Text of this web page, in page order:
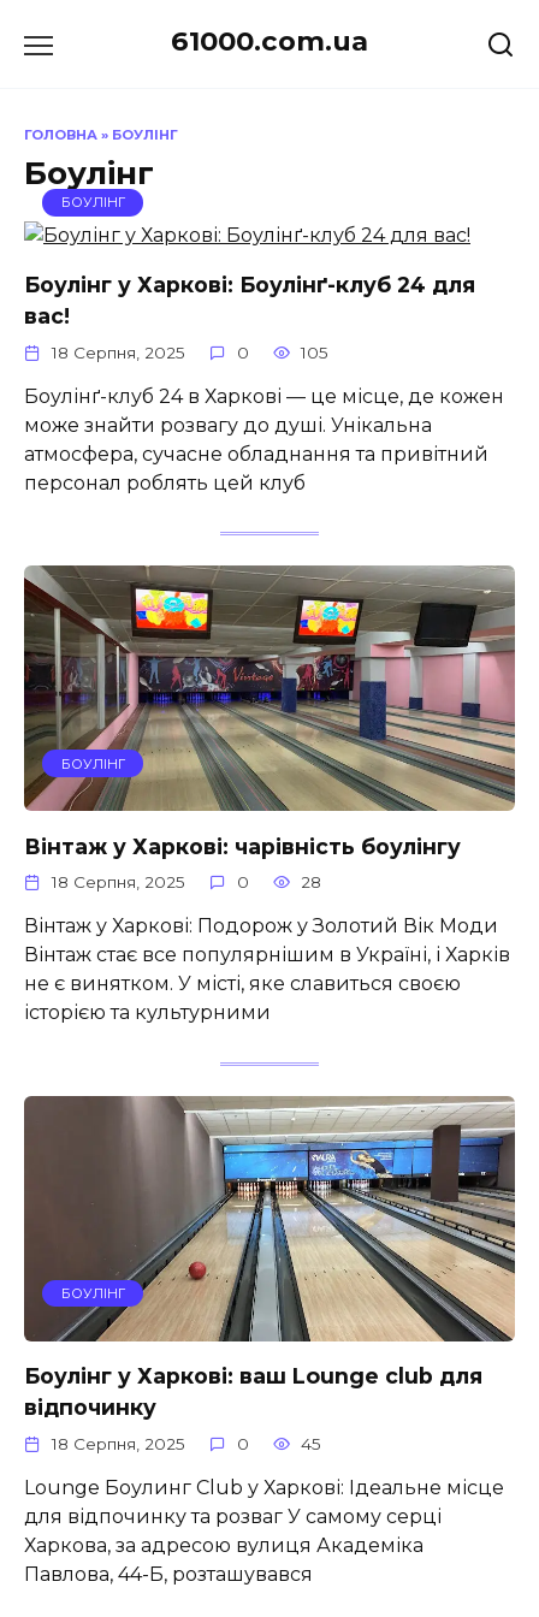
до
61000.com.ua
ГОЛОВНА » БОУЛІНГ
Боулінг
БОУЛІНГ
Боулінг у Харкові: Боулінґ-клуб 24 для
вас!
18 Серпня, 2025 0 105
Боулінґ-клуб 24 в Харкові — це місце, де кожен
може знайти розвагу до душі. Унікальна
атмосфера, сучасне обладнання та привітний
персонал роблять цей клуб
БОУЛІНГ
Вінтаж у Харкові: чарівність боулінгу
18 Серпня, 2025 0 28
Вінтаж у Харкові: Подорож у Золотий Вік Моди
Вінтаж стає все популярнішим в Україні, і Харків
не є винятком. У місті, яке славиться своєю
історією та культурними
БОУЛІНГ
Боулінг у Харкові: ваш Lounge club для
відпочинку
18 Серпня, 2025 0 45
Lounge Боулинг Club у Харкові: Ідеальне місце
для відпочинку та розваг У самому серці
Харкова, за адресою вулиця Академіка
Павлова, 44-Б, розташувався